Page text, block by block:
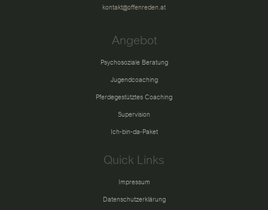
kontakt@offenreden.at
Angebot
Psychosoziale Beratung
Jugendcoaching
Pferdegestütztes Coaching
Supervision
Ich-bin-da-Paket
Quick Links
Impressum
Datenschutzerklärung